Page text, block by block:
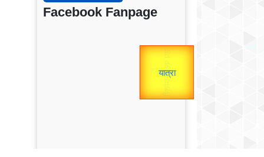
Facebook Fanpage
उप प्रधानमंत्री
Valentine's
यात्रा
Gold Rate